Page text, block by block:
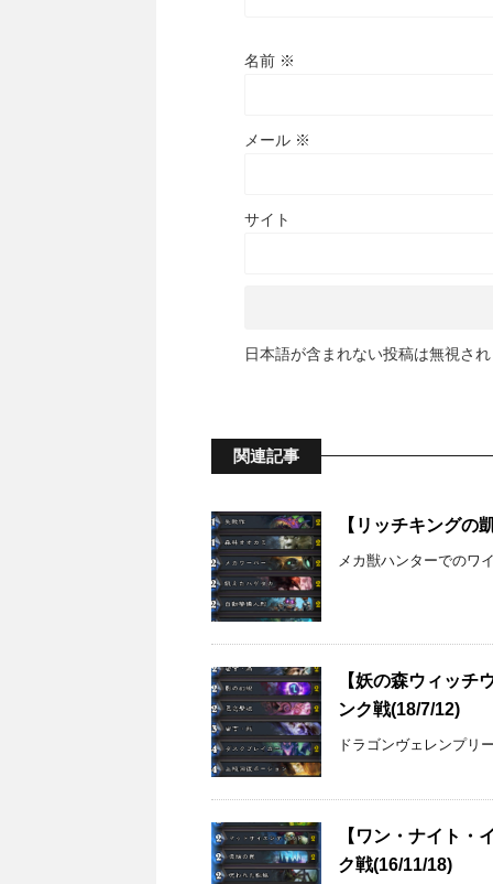
名前 ※
メール ※
サイト
日本語が含まれない投稿は無視さ
関連記事
【リッチキングの
メカ獣ハンターでのワ
【妖の森ウィッチ
ンク戦(18/7/12)
ドラゴンヴェレンプリ
【ワン・ナイト・
ク戦(16/11/18)